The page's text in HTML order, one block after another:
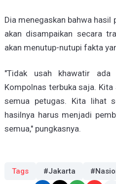
Dia menegaskan bahwa hasil
akan disampaikan secara
akan menutup-nutupi fakta
"Tidak usah khawatir
Kompolnas terbuka saja.
semua petugas. Kita lihat
hasilnya harus menjadi
semua," pungkasnya.
Tags #Jakarta